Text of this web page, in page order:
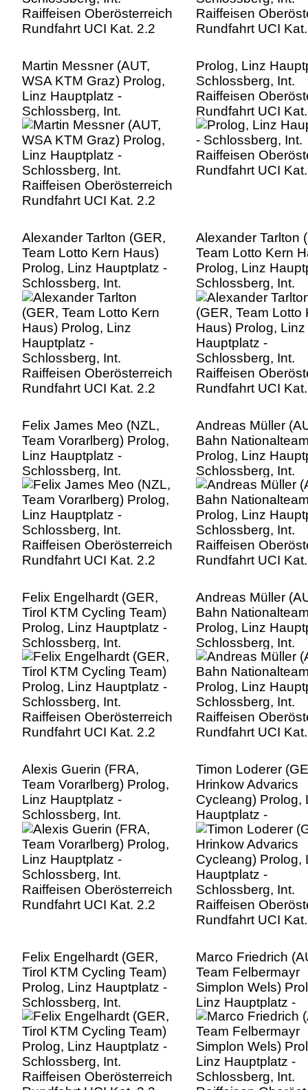
Martin Messner (AUT,
WSA KTM Graz) Prolog,
Linz Hauptplatz -
Schlossberg, Int.
Raiffeisen Oberösterreich
Rundfahrt UCI Kat. 2.2
Prolog, Linz
Schlossberg, Int.
Raiffeisen
Rundfahrt UCI
Alexander Tarlton (GER,
Team Lotto Kern Haus)
Prolog, Linz Hauptplatz -
Schlossberg, Int.
Raiffeisen Oberösterreich
Rundfahrt UCI Kat. 2.2
Alexander Tarlton
Team Lotto Kern
Prolog, Linz
Schlossberg, Int.
Raiffeisen
Rundfahrt UCI
Felix James Meo (NZL,
Team Vorarlberg) Prolog,
Linz Hauptplatz -
Schlossberg, Int.
Raiffeisen Oberösterreich
Rundfahrt UCI Kat. 2.2
Andreas Müller
Bahn
Prolog, Linz
Schlossberg, Int.
Raiffeisen
Rundfahrt UCI
Felix Engelhardt (GER,
Tirol KTM Cycling Team)
Prolog, Linz Hauptplatz -
Schlossberg, Int.
Raiffeisen Oberösterreich
Rundfahrt UCI Kat. 2.2
Andreas Müller
Bahn
Prolog, Linz
Schlossberg, Int.
Raiffeisen
Rundfahrt UCI
Alexis Guerin (FRA,
Team Vorarlberg) Prolog,
Linz Hauptplatz -
Schlossberg, Int.
Raiffeisen Oberösterreich
Rundfahrt UCI Kat. 2.2
Timon Loderer
Hrinkow Advarics
Cycleang) Prolog,
Hauptplatz -
Schlossberg, Int.
Raiffeisen
Rundfahrt UCI
Felix Engelhardt (GER,
Tirol KTM Cycling Team)
Prolog, Linz Hauptplatz -
Schlossberg, Int.
Raiffeisen Oberösterreich
Rundfahrt UCI Kat. 2.2
Marco Friedrich
Team Felbermayr
Simplon Wels)
Linz Hauptplatz -
Schlossberg, Int.
Raiffeisen
Rundfahrt UCI